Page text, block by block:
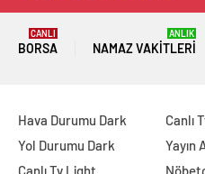
BORSA
CANLI
NAMAZ VAKITLERI
ANLIK
Hava Durumu Dark
Yol Durumu Dark
Canlı Tv Light
Canlı
Yayın